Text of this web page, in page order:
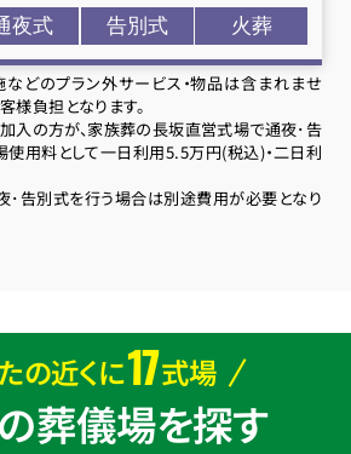
夜式 告別式 火葬
どのプラン外サービス・物品は含まれませ
様負担となります。
入の方が、家族葬の長坂直営式場で通夜･告
用料として一日利用5.5万円(税込)・二日利
･告別式を行う場合は別途費用が必要となり
の近くに17式場
葬儀場を探す